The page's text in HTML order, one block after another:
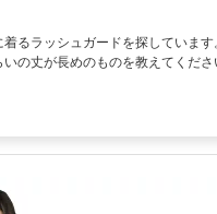
るラッシュガードを探していま
の丈が長めのものを教えてくださ